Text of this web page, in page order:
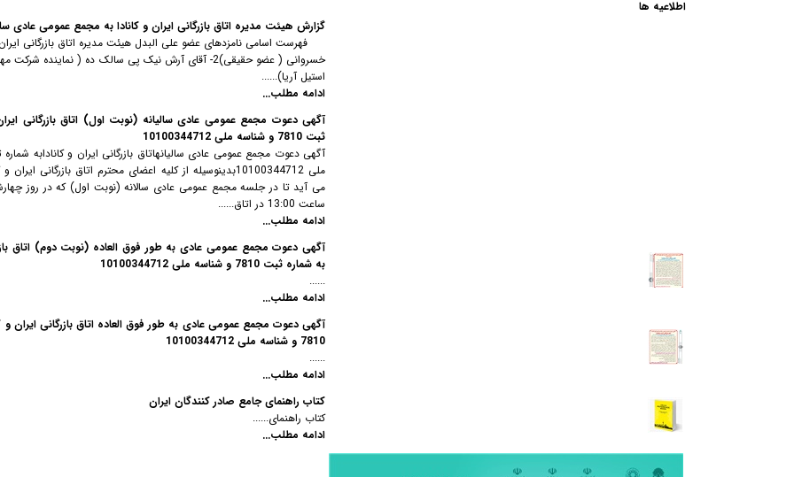
اطلاعیه ها
گزارش هیئت مدیره اتاق بازرگانی ایران و کانادا به مجمع عمومی عادی
خسروانی ( عضو حقیقی)2- آقای آرش نیک پی سالک ده ( نماینده
استیل آریا)......
ادامه مطلب...
آگهی دعوت مجمع عمومی عادی سالیانه (نوبت اول) اتاق بازرگانی
ثبت 7810 و شناسه ملی 10100344712
ملی 10100344712بدینوسیله از کلیه اعضای محترم اتاق بازرگانی
ساعت 13:00 در اتاق......
ادامه مطلب...
آگهی دعوت مجمع عمومی عادی به طور فوق العاده (نوبت دوم) اتاق
به شماره ثبت 7810 و شناسه ملی 10100344712
......
ادامه مطلب...
آگهی دعوت مجمع عمومی عادی به طور فوق العاده اتاق بازرگانی ایران و
7810 و شناسه ملی 10100344712
......
ادامه مطلب...
کتاب راهنمای جامع صادر کنندگان ایران
کتاب راهنمای......
ادامه مطلب...